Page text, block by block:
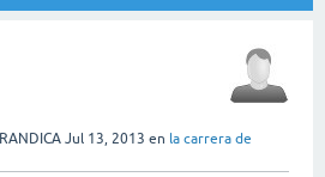
Jul 13, 2013 en la carrera de